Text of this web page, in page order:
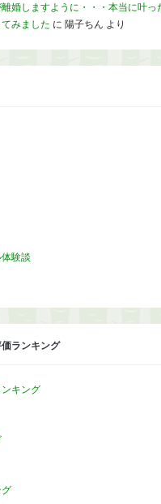
婚しますように・・・本当に叶っ
みました に 陽子ちん より
験談
ランキング
キング